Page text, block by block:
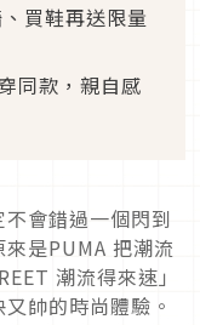
買鞋再送限量
同款，親自感
會錯過一個閃到
是PUMA 把潮流
潮流得來速」
帥的時尚體驗。